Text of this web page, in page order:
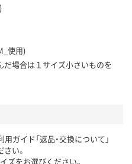
使用)
だ場合は１サイズ小さいものを
ガイド「返品・交換について」
い。
ズをお選びください。